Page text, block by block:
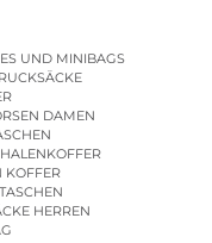
UND MINIBAGS
DAMEN
KOFFER
HERREN